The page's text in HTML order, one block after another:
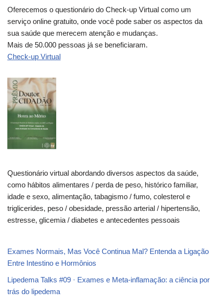
Oferecemos o questionário do Check-up Virtual como um
serviço online gratuito, onde você pode saber os aspectos da
sua saúde que merecem atenção e mudanças.
Mais de 50.000 pessoas já se beneficiaram.
Check-up Virtual
Questionário virtual abordando diversos aspectos da saúde,
como hábitos alimentares / perda de peso, histórico familiar,
idade e sexo, alimentação, tabagismo / fumo, colesterol e
triglicerides, peso / obesidade, pressão arterial / hipertensão,
estresse, glicemia / diabetes e antecedentes pessoais
Exames Normais, Mas Você Continua Mal? Entenda a Ligação
Entre Intestino e Hormônios
Lipedema Talks #09 · Exames e Meta-inflamação: a ciência por
trás do lipedema